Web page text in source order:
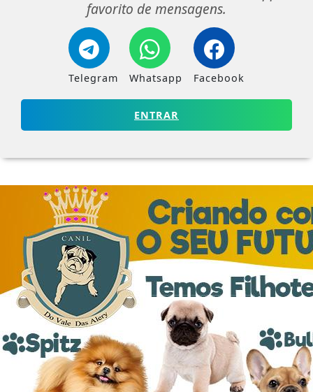
favorito de mensagens.
Telegram Whatsapp Facebook
ENTRAR